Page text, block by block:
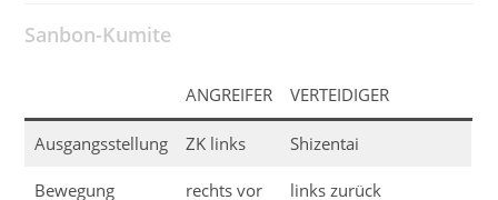
Sanbon-Kumite
ANGREIFER VERTEIDIGER
Ausgangsstellung ZK links Shizentai
Bewegung rechts vor links zurück